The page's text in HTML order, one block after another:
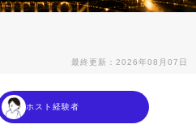
最終更新：2026年08月07日
ホスト経験者